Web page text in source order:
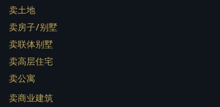
卖土地
卖房子/别墅
卖联体别墅
卖高层住宅
卖公寓
卖商业建筑